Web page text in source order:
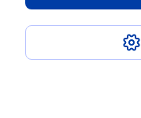
Conditions contractuelles
Mentions légales